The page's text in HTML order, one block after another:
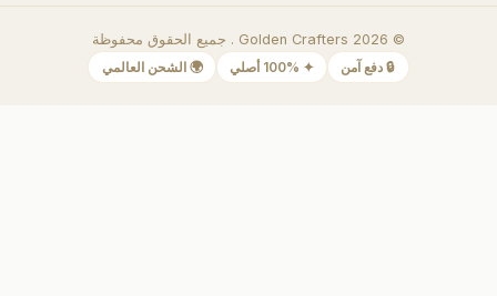
©
2026
جميع الحقوق محفوظة
🔒 دفع آمن ✦ 100% أصلي 🌍الشحن العالمي